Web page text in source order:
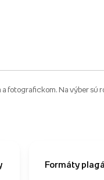
Na výber sú
Formáty